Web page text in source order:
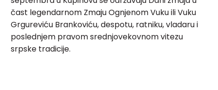
čast legendarnom Zmaju Ognjenom Vuku ili Vuku
Grgureviću Brankoviću, despotu, ratniku, vladaru i
poslednjem pravom srednjovekovnom vitezu
srpske tradicije.